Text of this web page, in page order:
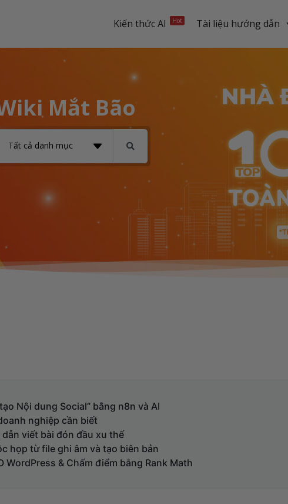
Kiến thức AI Hot Tài liệu hướng dẫn
Mắt Bão
Tất cả danh mục
Nội dung Social” bằng n8n và AI
nghiệp cần biết
viết bài đón đầu xu thế
họp từ file ghi âm và tạo biên bản
& Chấm điểm bằng Rank Math